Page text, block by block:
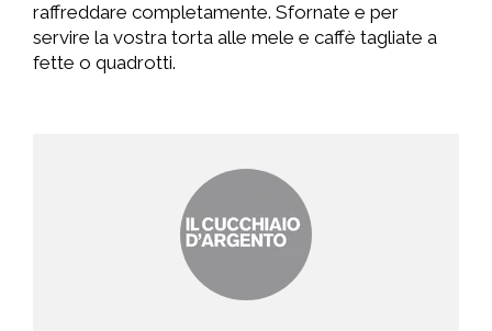
raffreddare completamente. Sfornate e per
servire la vostra torta alle mele e caffè tagliate a
fette o quadrotti.